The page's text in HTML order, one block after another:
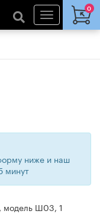
0
ниже и наш
минут
модель Ш03, 1